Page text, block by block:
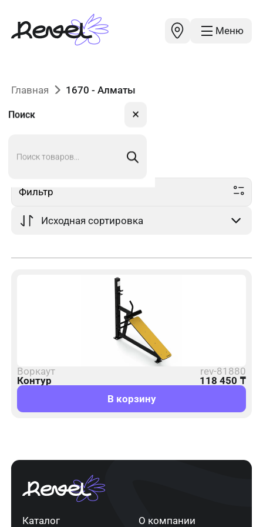
Меню
Поиск ✕
Главная 1670 - Алматы
1670в Алматы
Фильтр
Воркаут
rev-81880
Контур
118 450 ₸
В корзину
Каталог О компании